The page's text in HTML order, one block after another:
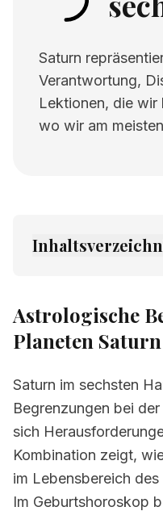
Saturn
Verantwortung,
Lektionen, die wir
wo wir am
2. Verwandte
Astrologische
Planeten
Saturn im sechsten
Begrenzungen bei
sich
Kombination zeigt,
im Lebensbereich
Im Geburtshoroskop